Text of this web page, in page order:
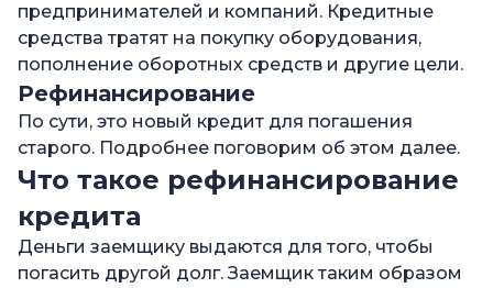
предпринимателей и компаний. Кредитные
средства тратят на покупку оборудования,
пополнение оборотных средств и другие цели.
Рефинансирование
По сути, это новый кредит для погашения
старого. Подробнее поговорим об этом далее.
Что такое рефинансирование
кредита
Деньги заемщику выдаются для того, чтобы
погасить другой долг. Заемщик таким образом